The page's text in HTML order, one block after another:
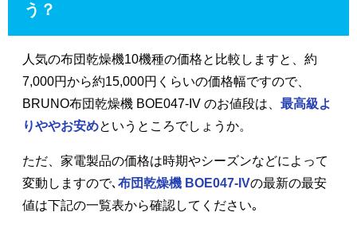
う？
人気の布団乾燥機10機種の価格と比較しますと、約
7,000円から約15,000円くらいの価格幅ですので、
BRUNO布団乾燥機 BOE047-IV のお値段は、 最高級よ
りややお安めというところでしょうか。
ただ、家電製品の価格は時期やシーズンなどによって
変動しますので､布団乾燥機 BOE047-IVの最新の最安
値は下記の一覧表から確認してください｡